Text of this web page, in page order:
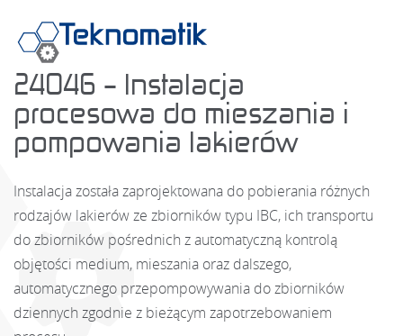
24046 – Instalacja
procesowa do mieszania i
pompowania lakierów
Instalacja została zaprojektowana do pobierania różnych
rodzajów lakierów ze zbiorników typu IBC, ich transportu
do zbiorników pośrednich z automatyczną kontrolą
objętości medium, mieszania oraz dalszego,
automatycznego przepompowywania do zbiorników
dziennych zgodnie z bieżącym zapotrzebowaniem